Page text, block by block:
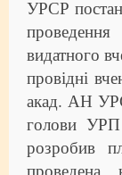
УРСР
видатного
провідні
акад. АН
голови
розробив
проведена